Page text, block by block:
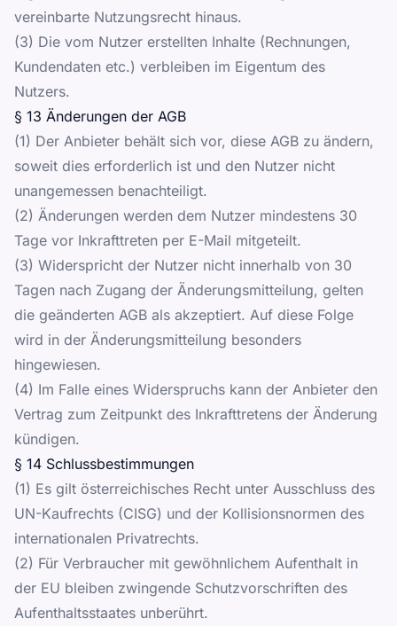
vereinbarte Nutzungsrecht hinaus.
(3) Die vom Nutzer erstellten Inhalte (Rechnungen,
Kundendaten etc.) verbleiben im Eigentum des
Nutzers.
§ 13 Änderungen der AGB
(1) Der Anbieter behält sich vor, diese AGB zu ändern,
soweit dies erforderlich ist und den Nutzer nicht
unangemessen benachteiligt.
(2) Änderungen werden dem Nutzer mindestens 30
Tage vor Inkrafttreten per E-Mail mitgeteilt.
(3) Widerspricht der Nutzer nicht innerhalb von 30
Tagen nach Zugang der Änderungsmitteilung, gelten
die geänderten AGB als akzeptiert. Auf diese Folge
wird in der Änderungsmitteilung besonders
hingewiesen.
(4) Im Falle eines Widerspruchs kann der Anbieter den
Vertrag zum Zeitpunkt des Inkrafttretens der Änderung
kündigen.
§ 14 Schlussbestimmungen
(1) Es gilt österreichisches Recht unter Ausschluss des
UN-Kaufrechts (CISG) und der Kollisionsnormen des
internationalen Privatrechts.
(2) Für Verbraucher mit gewöhnlichem Aufenthalt in
der EU bleiben zwingende Schutzvorschriften des
Aufenthaltsstaates unberührt.